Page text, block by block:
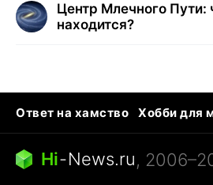
Центр Млечного Пути:
находится?
Ответ на хамство
Хобби для
Бензин 100 и 95
Тунцы в
Следующая пандемия
Hi-News.ru,